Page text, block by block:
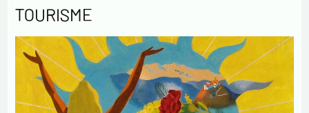
TOURISME